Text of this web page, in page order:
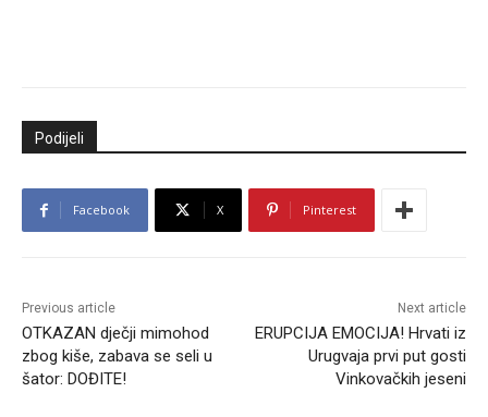
Podijeli
Facebook X Pinterest
Previous article
OTKAZAN dječji mimohod
zbog kiše, zabava se seli u
šator: DOĐITE!
Next article
ERUPCIJA EMOCIJA! Hrvati iz
Urugvaja prvi put gosti
Vinkovačkih jeseni